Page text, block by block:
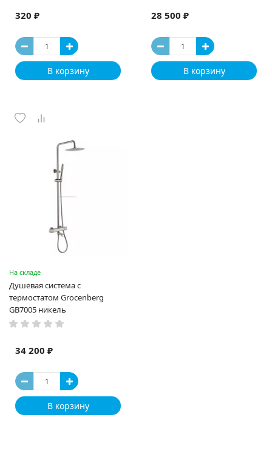
320 ₽
В корзину
28 500 ₽
В корзину
На складе
Душевая система с
термостатом Grocenberg
GB7005 никель
34 200 ₽
В корзину